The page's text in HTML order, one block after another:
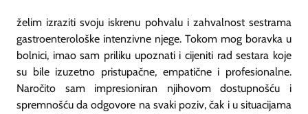
želim izraziti svoju iskrenu pohvalu i zahvalnost sestrama
gastroenterološke intenzivne njege. Tokom mog boravka u
bolnici, imao sam priliku upoznati i cijeniti rad sestara koje
su bile izuzetno pristupačne, empatične i profesionalne.
Naročito sam impresioniran njihovom dostupnošću i
spremnošću da odgovore na svaki poziv, čak i u situacijama